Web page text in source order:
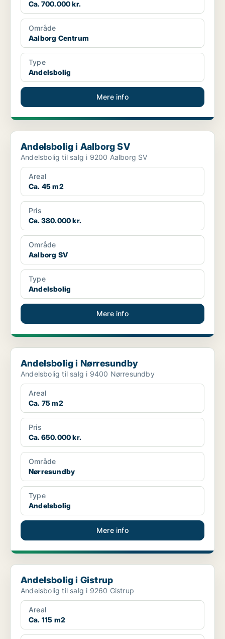
Ca. 700.000 kr.
Område
Aalborg Centrum
Type
Andelsbolig
Mere info
Andelsbolig i Aalborg SV
Andelsbolig i Aalborg SV
Andelsbolig til salg i 9200 Aalborg SV
Areal
Ca. 45 m2
Pris
Ca. 380.000 kr.
Område
Aalborg SV
Type
Andelsbolig
Mere info
Andelsbolig i Nørresundby
Andelsbolig i Nørresundby
Andelsbolig til salg i 9400 Nørresundby
Areal
Ca. 75 m2
Pris
Ca. 650.000 kr.
Område
Nørresundby
Type
Andelsbolig
Mere info
Andelsbolig i Gistrup
Andelsbolig i Gistrup
Andelsbolig til salg i 9260 Gistrup
Areal
Ca. 115 m2